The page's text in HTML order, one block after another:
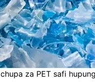
chupa za PET safi